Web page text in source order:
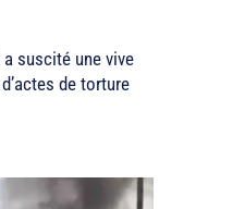
a suscité une vive
de torture